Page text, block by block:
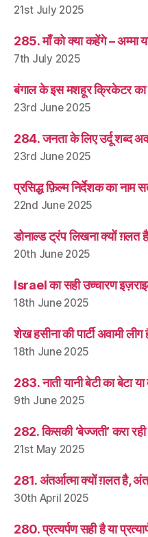
21st July 2025
285. माँ को क्या कहेंगे – अम्मा
7th July 2025
बंगाल के इस मशहूर क्रिकेटर का
23rd June 2025
284. जनता के लिए उर्दू शब्द
23rd June 2025
प्रसिद्ध फ़िल्म निर्देशक का नाम
22nd June 2025
डोनाल्ड ट्रंप लिखना क्यों ग़लत
20th June 2025
Israel का सही उच्चारण
18th June 2025
शेख हसीना की पार्टी अवामी
18th June 2025
283. नाती यानी बेटी का बेटा
9th June 2025
282. किसकी ‘बेज्जती’ करा
21st May 2025
281. अंतर्आत्मा क्यों ग़लत है,
30th April 2025
280. प्रत्यर्पण सही है या